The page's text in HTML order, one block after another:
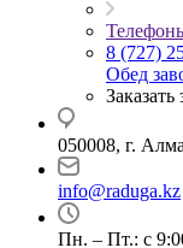
8 (727)
Обед
Заказать
050008, г.
info@raduga.kz
Пн. – Пт.: с